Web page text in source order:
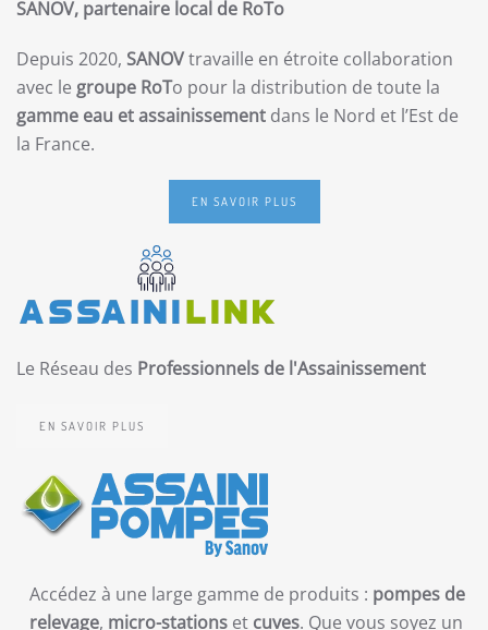
SANOV, partenaire local de RoTo
Depuis 2020, SANOVtravaille en étroite collaboration
avec le groupe RoTo pour la distribution de toute la
gamme eau et assainissement dans le Nord et l’Est de
la France.
EN SAVOIR PLUS
Le Réseau des Professionnels de l'Assainissement
EN SAVOIR PLUS
Accédez à une large gamme de produits : pompes de
relevage, micro-stations et cuves. Que vous soyez un